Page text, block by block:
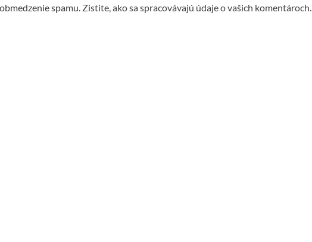
spamu. Zistite, ako sa spracovávajú údaje o vašich komentároch.